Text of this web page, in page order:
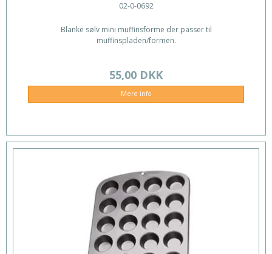
02-0-0692
Blanke sølv mini muffinsforme der passer til
muffinspladen/formen.
55,00 DKK
Mere info